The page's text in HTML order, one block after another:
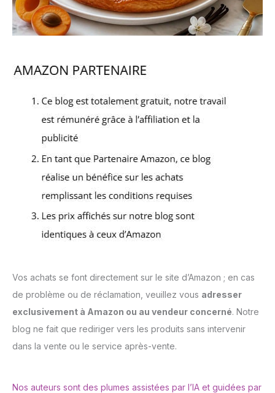
Vos achats se font directement sur le site d’Amazon ; en cas
de problème ou de réclamation, veuillez vous adresser
exclusivement à Amazon ou au vendeur concerné. Notre
blog ne fait que rediriger vers les produits sans intervenir
dans la vente ou le service après-vente.
Nos auteurs sont des plumes assistées par l’IA et guidées par